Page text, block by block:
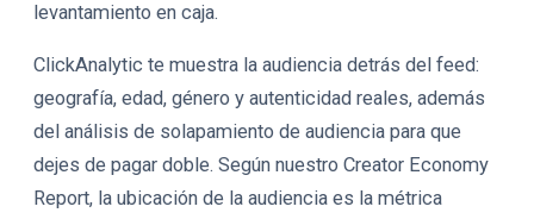
levantamiento en caja.
ClickAnalytic te muestra la audiencia detrás del feed:
geografía, edad, género y autenticidad reales, además
del análisis de solapamiento de audiencia para que
dejes de pagar doble. Según nuestro Creator Economy
Report, la ubicación de la audiencia es la métrica